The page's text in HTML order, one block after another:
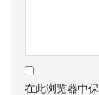
在此浏览器中